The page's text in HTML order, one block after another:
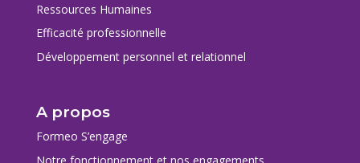
Ressources Humaines
Efficacité professionnelle
Développement personnel et relationnel
A propos
Formeo S’engage
Notre fonctionnement et nos engagements